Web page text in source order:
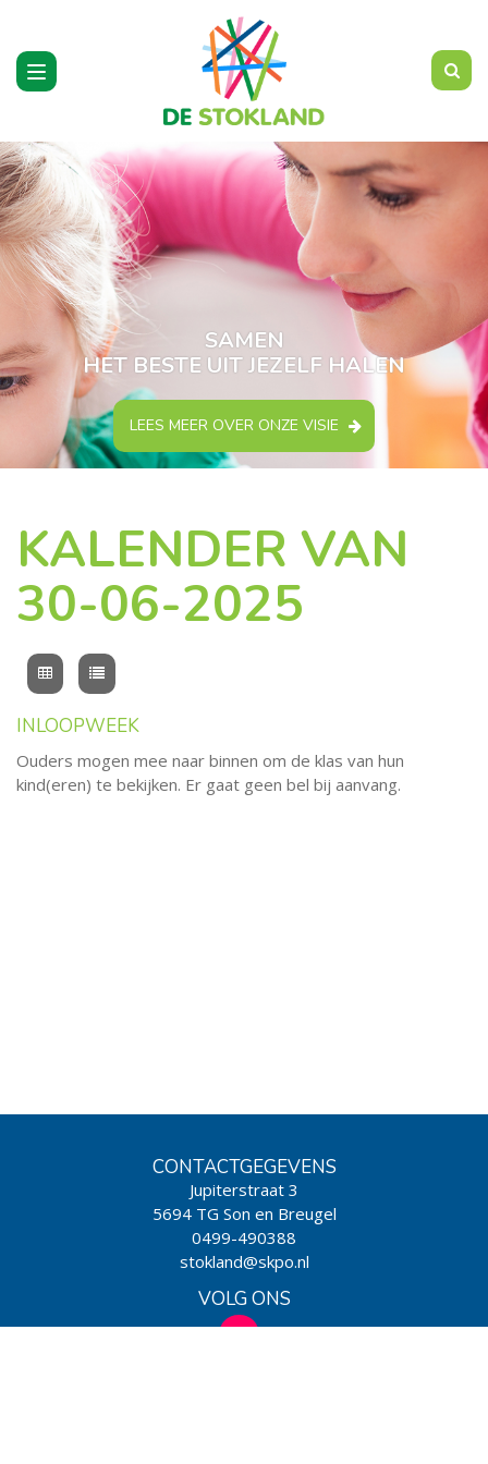
Toggle
navigation
SAMEN
HET BESTE UIT JEZELF HALEN
LEES MEER OVER ONZE VISIE
KALENDER VAN
30-06-2025
INLOOPWEEK
Ouders mogen mee naar binnen om de klas van hun
kind(eren) te bekijken. Er gaat geen bel bij aanvang.
CONTACTGEGEVENS
Jupiterstraat 3
5694 TG Son en Breugel
0499-490388
stokland@skpo.nl
VOLG ONS